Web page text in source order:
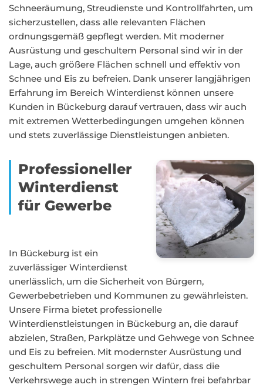
Schneeräumung, Streudienste und Kontrollfahrten, um
sicherzustellen, dass alle relevanten Flächen
ordnungsgemäß gepflegt werden. Mit moderner
Ausrüstung und geschultem Personal sind wir in der
Lage, auch größere Flächen schnell und effektiv von
Schnee und Eis zu befreien. Dank unserer langjährigen
Erfahrung im Bereich Winterdienst können unsere
Kunden in Bückeburg darauf vertrauen, dass wir auch
mit extremen Wetterbedingungen umgehen können
und stets zuverlässige Dienstleistungen anbieten.
Professioneller
Winterdienst
für Gewerbe
In Bückeburg ist ein
zuverlässiger Winterdienst
unerlässlich, um die Sicherheit von Bürgern,
Gewerbebetrieben und Kommunen zu gewährleisten.
Unsere Firma bietet professionelle
Winterdienstleistungen in Bückeburg an, die darauf
abzielen, Straßen, Parkplätze und Gehwege von Schnee
und Eis zu befreien. Mit modernster Ausrüstung und
geschultem Personal sorgen wir dafür, dass die
Verkehrswege auch in strengen Wintern frei befahrbar